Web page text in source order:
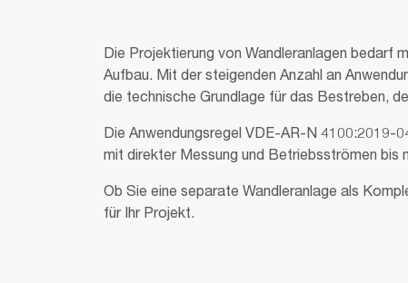
Die Projektierung von Wandleranlagen bedarf
Aufbau. Mit der steigenden Anzahl an
die technische Grundlage für
Die Anwendungsregel VDE-AR-N 4100:2019-
mit direkter Messung und Betriebsströmen bis
Ob Sie eine separate Wandleranlage als
für Ihr Projekt.